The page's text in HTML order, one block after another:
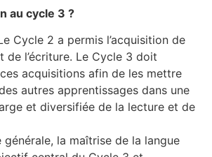
au cycle 3 ?
Cycle 2 a permis l’acquisition de
de l’écriture. Le Cycle 3 doit
acquisitions afin de les mettre
autres apprentissages dans une
et diversifiée de la lecture et de
générale, la maîtrise de la langue